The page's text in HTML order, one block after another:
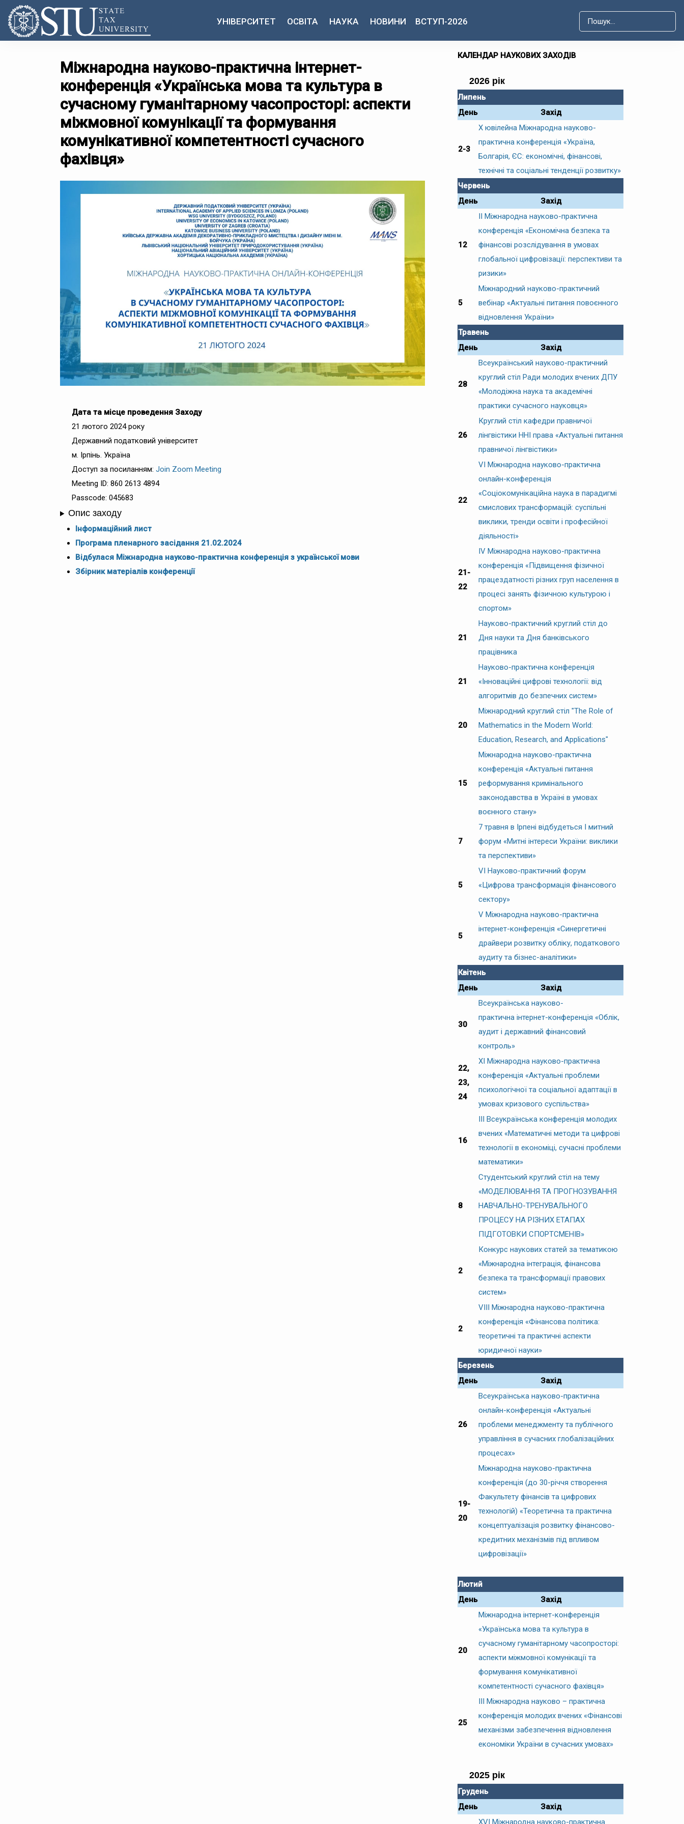
УНІВЕРСИТЕТ ОСВІТА НАУКА НОВИНИ ВСТУП-2026
Міжнародна науково-практична інтернет-
конференція «Українська мова та культура в
сучасному гуманітарному часопросторі: аспекти
міжмовної комунікації та формування
комунікативної компетентності сучасного
фахівця»
Дата та місце проведення Заходу
21 лютого 2024 року
Державний податковий університет
м. Ірпінь. Україна
Доступ за посиланням: Join Zoom Meeting
Meeting ID: 860 2613 4894
Passcode: 045683
Опис заходу
Інформаційний лист
Програма пленарного засідання 21.02.2024
Відбулася Міжнародна науково-практична конференція з української мови
Збірник матеріалів конференції
КАЛЕНДАР НАУКОВИХ ЗАХОДІВ
2026 рік
Липень
День
Захід
2-3
Х ювілейна Міжнародна науково-
практична конференція «Україна,
Болгарія, ЄС: економічні, фінансові,
технічні та соціальні тенденції розвитку»
Червень
День
Захід
12
ІІ Міжнародна науково-практична
конференція «Економічна безпека та
фінансові розслідування в умовах
глобальної цифровізації: перспективи та
ризики»
5
Міжнародний науково-практичний
вебінар «Актуальні питання повоєнного
відновлення України»
Травень
День
Захід
28
Всеукраїнський науково-практичний
круглий стіл Ради молодих вчених ДПУ
«Молодіжна наука та академічні
практики сучасного науковця»
26
Круглий стіл кафедри правничої
лінгвістики ННІ права «Актуальні питання
правничої лінгвістики»
22
VІ Міжнародна науково-практична
онлайн-конференція
«Соціокомунікаційна наука в парадигмі
смислових трансформацій: суспільні
виклики, тренди освіти і професійної
діяльності»
21-
22
ІV Міжнародна науково-практична
конференція «Підвищення фізичної
працездатності різних груп населення в
процесі занять фізичною культурою і
спортом»
21
Науково-практичний круглий стіл до
Дня науки та Дня банківського
працівника
21
Науково-практична конференція
«Інноваційні цифрові технології: від
алгоритмів до безпечних систем»
20
Міжнародний круглий стіл "The Role of
Mathematics in the Modern World:
Education, Research, and Applications"
15
Міжнародна науково-практична
конференція «Актуальні питання
реформування кримінального
законодавства в Україні в умовах
воєнного стану»
7
7 травня в Ірпені відбудеться І митний
форум «Митні інтереси України: виклики
та перспективи»
5
VI Науково-практичний форум
«Цифрова трансформація фінансового
сектору»
5
V Міжнародна науково-практична
інтернет-конференція «Синергетичні
драйвери розвитку обліку, податкового
аудиту та бізнес-аналітики»
Квітень
День
Захід
30
Всеукраїнська науково-
практична інтернет-конференція «Облік,
аудит і державний фінансовий
контроль»
22,
23,
24
ХІ Міжнародна науково-практична
конференція «Актуальні проблеми
психологічної та соціальної адаптації в
умовах кризового суспільства»
16
IІI Всеукраїнська конференція молодих
вчених «Математичні методи та цифрові
технології в економіці, сучасні проблеми
математики»
8
Студентський круглий стіл на тему
«МОДЕЛЮВАННЯ ТА ПРОГНОЗУВАННЯ
НАВЧАЛЬНО-ТРЕНУВАЛЬНОГО
ПРОЦЕСУ НА РІЗНИХ ЕТАПАХ
ПІДГОТОВКИ СПОРТСМЕНІВ»
2
Конкурс наукових статей за тематикою
«Міжнародна інтеграція, фінансова
безпека та трансформації правових
систем»
2
VIІІ Міжнародна науково-практична
конференція «Фінансова політика:
теоретичні та практичні аспекти
юридичної науки»
Березень
День
Захід
26
Всеукраїнська науково-практична
онлайн-конференція «Актуальні
проблеми менеджменту та публічного
управління в сучасних глобалізаційних
процесах»
19-
20
Міжнародна науково-практична
конференція (до 30-річчя створення
Факультету фінансів та цифрових
технологій) «Теоретична та практична
концептуалізація розвитку фінансово-
кредитних механізмів під впливом
цифровізації»
Лютий
День
Захід
20
Міжнародна інтернет-конференція
«Українська мова та культура в
сучасному гуманітарному часопросторі:
аспекти міжмовної комунікації та
формування комунікативної
компетентності сучасного фахівця»
25
ІІІ Міжнародна науково – практична
конференція молодих вчених «Фінансові
механізми забезпечення відновлення
економіки України в сучасних умовах»
2025 рік
Грудень
День
Захід
XVІ Міжнародна науково-практична